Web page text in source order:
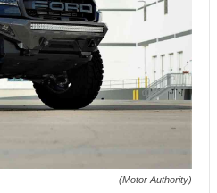
(Motor Authority)